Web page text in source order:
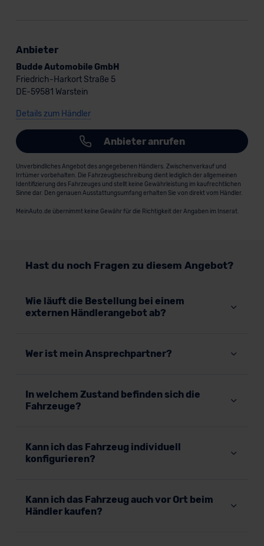
Grundlage eines Angemessenheitsbeschlusses der EU-
Kommission (Art. 45 Abs. 1 DSGVO), von
Standarddatenschutzklauseln (Art. 46 Abs. 2 lit. c
DSGVO) oder wenn Sie hierzu Ihre Einwilligung freiwillig
erteilen. Nähere Informationen zu den bestehenden
unserem Datenschutzbeauftragten unter
datenschutz@meinauto.de anfordern.
Datenschutzerklärung|Impressum
Anbieter
Budde Automobile GmbH
Friedrich-Harkort Straße 5
DE-59581 Warstein
Details zum Händler
Anbieter anrufen
Unverbindliches Angebot des angegebenen Händlers. Zwischenverkauf und
Irrtümer vorbehalten. Die Fahrzeugbeschreibung dient lediglich der allgemeinen
Identifizierung des Fahrzeuges und stellt keine Gewährleistung im kaufrechtlichen
Sinne dar. Den genauen Ausstattungsumfang erhalten Sie von direkt vom Händler.
MeinAuto.de übernimmt keine Gewähr für die Richtigkeit der Angaben im Inserat.
Hast du noch Fragen zu diesem Angebot?
Wie läuft die Bestellung bei einem
externen Händlerangebot ab?
Wer ist mein Ansprechpartner?
In welchem Zustand befinden sich die
Fahrzeuge?
Kann ich das Fahrzeug individuell
konfigurieren?
Kann ich das Fahrzeug auch vor Ort beim
Händler kaufen?